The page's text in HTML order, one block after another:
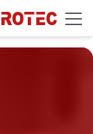
Skip to content